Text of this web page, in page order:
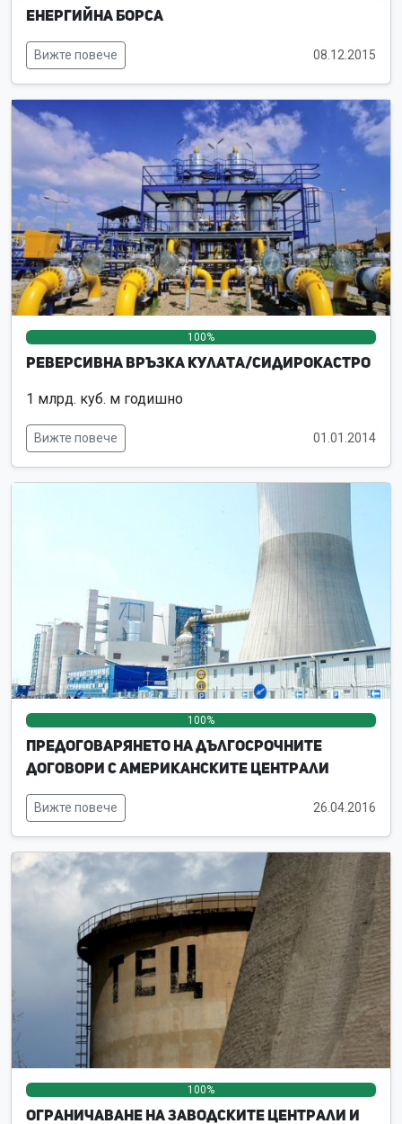
Енергийна борса
Вижте повече 08.12.2015
100%
Реверсивна връзка Кулата/Сидирокастро
1 млрд. куб. м годишно
Вижте повече 01.01.2014
100%
Предоговарянето на дългосрочните
договори с американските централи
Вижте повече 26.04.2016
100%
Ограничаване на заводските централи и